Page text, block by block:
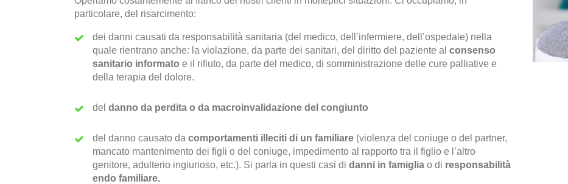
particolare, del risarcimento:
dei danni causati da responsabilità sanitaria (del medico, dell’infermiere, dell’ospedale) nella
quale rientrano anche: la violazione, da parte dei sanitari, del diritto del paziente al consenso
sanitario informato e il rifiuto, da parte del medico, di somministrazione delle cure palliative e
della terapia del dolore.
del danno da perdita o da macroinvalidazione del congiunto
del danno causato da comportamenti illeciti di un familiare (violenza del coniuge o del partner,
mancato mantenimento dei figli o del coniuge, impedimento al rapporto tra il figlio e l’altro
genitore, adulterio ingiurioso, etc.). Si parla in questi casi di danni in famiglia o di responsabilità
endo familiare.